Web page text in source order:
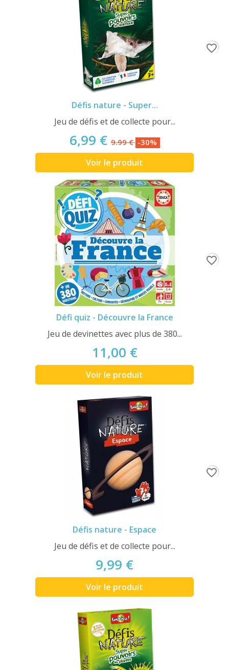
Défis nature - Super...
Jeu de défis et de collecte pour...
6,99 €9.99 € -30%
Voir le produit
favorite_border
Défi quiz - Découvre la France
Jeu de devinettes avec plus de 380...
11,00 €
Voir le produit
favorite_border
Défis nature - Espace
Jeu de défis et de collecte pour...
9,99 €
Voir le produit
favorite_border